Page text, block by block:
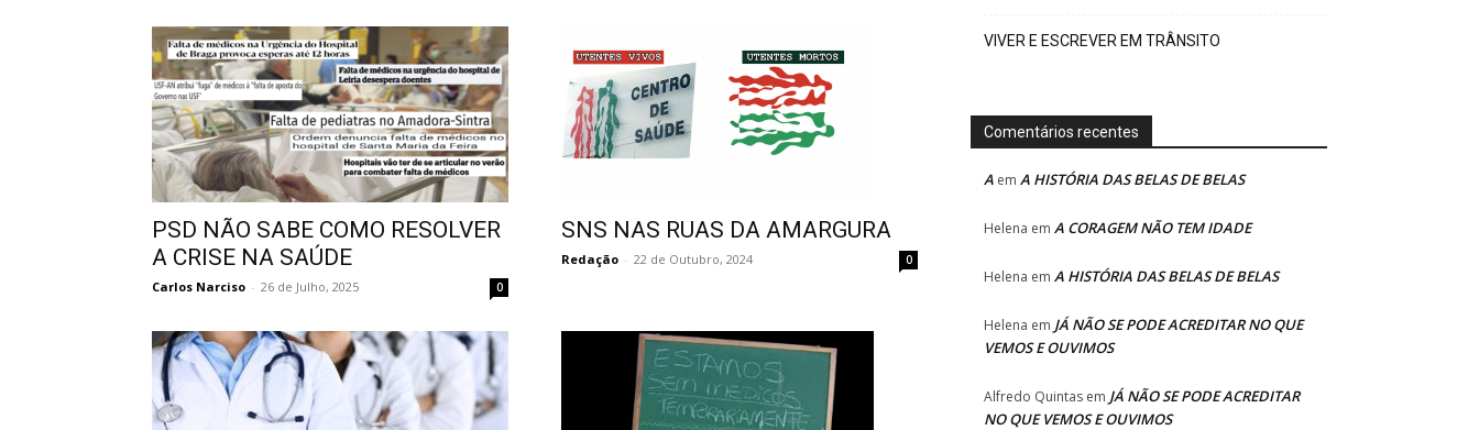
PSD NÃO SABE COMO RESOLVER
A CRISE NA SAÚDE
Carlos Narciso - 26 de Julho, 2025 0
SNS NAS RUAS DA AMARGURA
Redação - 22 de Outubro, 2024 0
VIVER E ESCREVER EM TRÂNSITO
Comentários recentes
A em A HISTÓRIA DAS BELAS DE BELAS
Helena em A CORAGEM NÃO TEM IDADE
Helena em A HISTÓRIA DAS BELAS DE BELAS
Helena em JÁ NÃO SE PODE ACREDITAR NO QUE
VEMOS E OUVIMOS
Alfredo Quintas em JÁ NÃO SE PODE ACREDITAR
NO QUE VEMOS E OUVIMOS